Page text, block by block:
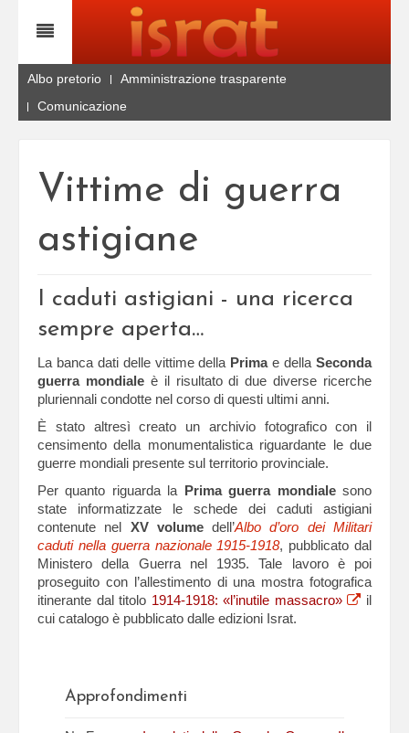
Albo pretorio
Amministrazione trasparente
Comunicazione
Vittime di guerra
astigiane
I caduti astigiani - una ricerca
sempre aperta…
La banca dati delle vittime della Primae dellaSeconda
guerra mondialeè il risultato di due diverse ricerche
pluriennali condotte nel corso di questi ultimi anni.
È stato altresì creato un archivio fotografico con il
censimento della monumentalistica riguardante le due
guerre mondiali presente sul territorio provinciale.
Per quanto riguarda la Prima guerra mondialesono
state informatizzate le schede dei caduti astigiani
contenute nel XV volumedell’Albo d’oro dei Militari
caduti nella guerra nazionale 1915-1918, pubblicato dal
Ministero della Guerra nel 1935. Tale lavoro è poi
proseguito con l’allestimento di una mostra fotografica
itinerante dal titolo 1914-1918: «l’inutile massacro»
il
cui catalogo è pubblicato dalle edizioni Israt.
Approfondimenti